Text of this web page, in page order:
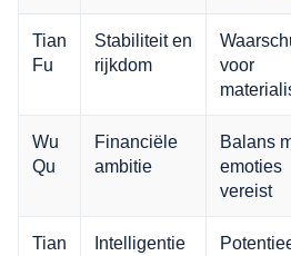
Tian
Fu
Stabiliteit en
rijkdom
voor
Wu
Qu
Financiële
ambitie
Balans
emoties
vereist
Tian
Intelligentie